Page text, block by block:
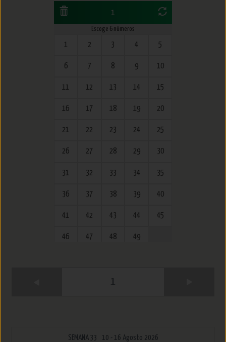
1
Escoge 6 números
1 2 3 4 5
6 7 8 9 10
11 12 13 14 15
16 17 18 19 20
21 22 23 24 25
26 27 28 29 30
31 32 33 34 35
36 37 38 39 40
41 42 43 44 45
46 47 48 49
1
SEMANA 33 10 - 16 Agosto 2026